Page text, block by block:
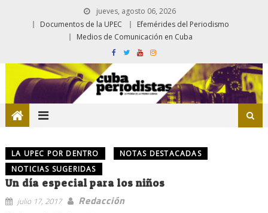
jueves, agosto 06, 2026
Documentos de la UPEC
Efemérides del Periodismo
Medios de Comunicación en Cuba
LA UPEC POR DENTRO
NOTAS DESTACADAS
NOTICIAS SUGERIDAS
Un día especial para los niños
julio 17, 2017
Redacción